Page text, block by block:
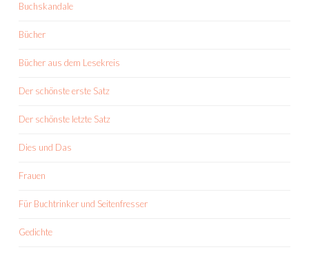
Buchskandale
Bücher
Bücher aus dem Lesekreis
Der schönste erste Satz
Der schönste letzte Satz
Dies und Das
Frauen
Für Buchtrinker und Seitenfresser
Gedichte